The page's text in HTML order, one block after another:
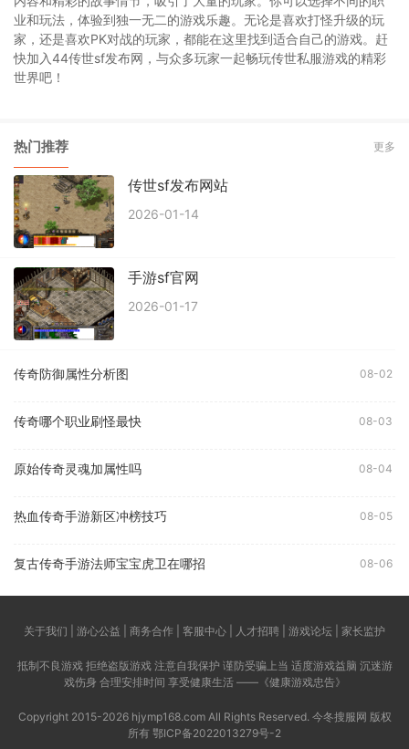
业和玩法，体验到独一无二的游戏乐趣。无论是喜欢打怪升级的玩
家，还是喜欢PK对战的玩家，都能在这里找到适合自己的游戏。赶
快加入44传世sf发布网，与众多玩家一起畅玩传世私服游戏的精彩
世界吧！
热门推荐 更多
传世sf发布网站
2026-01-14
手游sf官网
2026-01-17
传奇防御属性分析图 08-02
传奇哪个职业刷怪最快 08-03
原始传奇灵魂加属性吗 08-04
热血传奇手游新区冲榜技巧 08-05
复古传奇手游法师宝宝虎卫在哪招 08-06
关于我们 | 游心公益 | 商务合作 | 客服中心 | 人才招聘 | 游戏论坛 | 家长监护
抵制不良游戏 拒绝盗版游戏 注意自我保护 谨防受骗上当 适度游戏益脑 沉迷游
戏伤身 合理安排时间 享受健康生活 ——《健康游戏忠告》
Copyright 2015-2026 hjymp168.com All Rights Reserved. 今冬搜服网 版权
所有 鄂ICP备2022013279号-2